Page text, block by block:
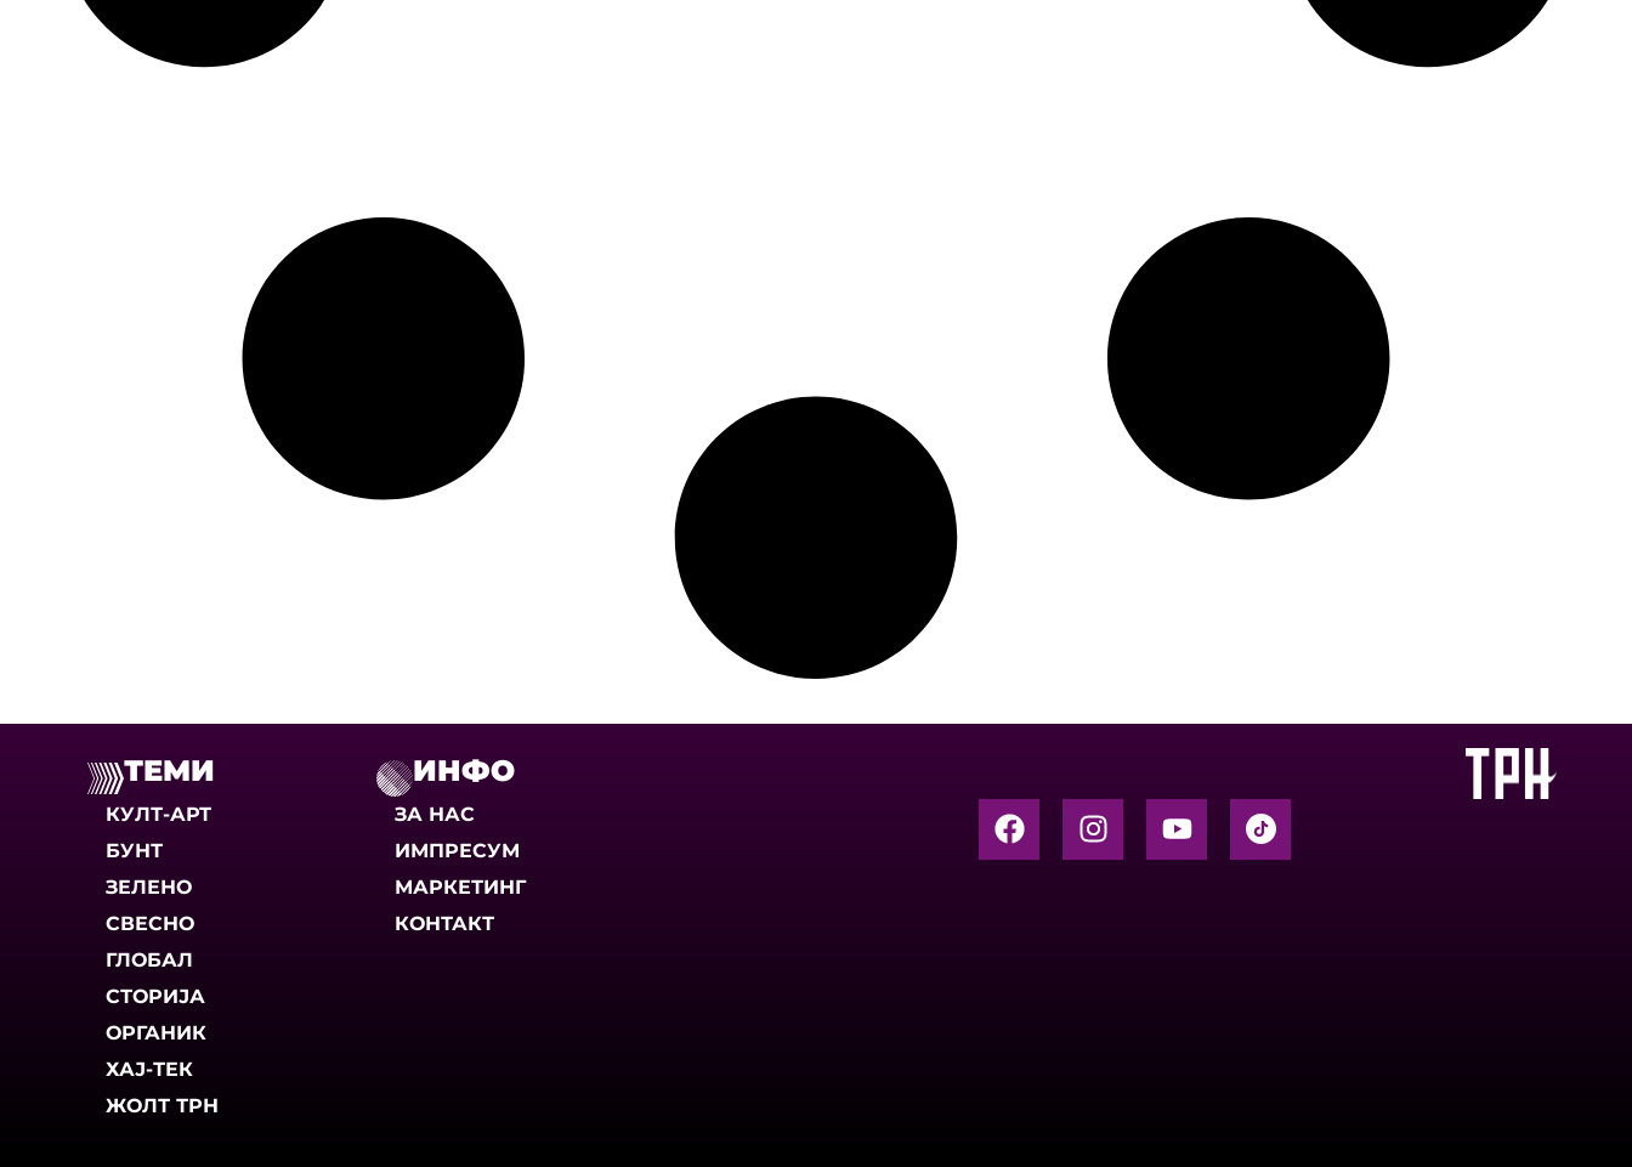
ТЕМИ
КУЛТ-АРТ
БУНТ
ЗЕЛЕНО
СВЕСНО
ГЛОБАЛ
СТОРИЈА
ОРГАНИК
ХАЈ-ТЕК
ЖОЛТ ТРН
ИНФО
ЗА НАС
ИМПРЕСУМ
МАРКЕТИНГ
КОНТАКТ